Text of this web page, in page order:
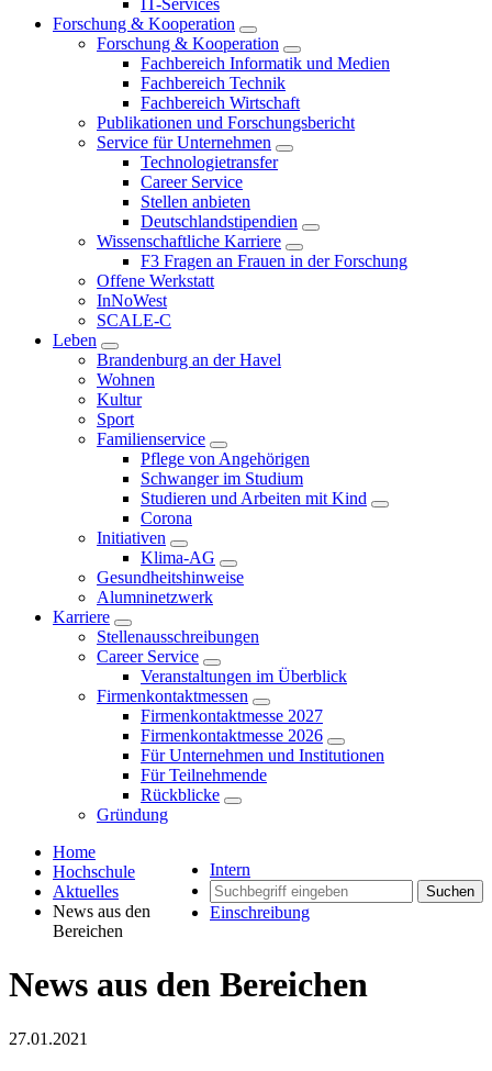
IT-Services
Forschung & Kooperation
Forschung & Kooperation
Fachbereich Informatik und Medien
Fachbereich Technik
Fachbereich Wirtschaft
Publikationen und Forschungsbericht
Service für Unternehmen
Technologietransfer
Career Service
Stellen anbieten
Deutschlandstipendien
Wissenschaftliche Karriere
F3 Fragen an Frauen in der Forschung
Offene Werkstatt
InNoWest
SCALE-C
Leben
Brandenburg an der Havel
Wohnen
Kultur
Sport
Familienservice
Pflege von Angehörigen
Schwanger im Studium
Studieren und Arbeiten mit Kind
Corona
Initiativen
Klima-AG
Gesundheitshinweise
Alumninetzwerk
Karriere
Stellenausschreibungen
Career Service
Veranstaltungen im Überblick
Firmenkontaktmessen
Firmenkontaktmesse 2027
Firmenkontaktmesse 2026
Für Unternehmen und Institutionen
Für Teilnehmende
Rückblicke
Gründung
Intern
Suchen
Einschreibung
Home
Hochschule
Aktuelles
News aus den
Bereichen
News aus den Bereichen
27.01.2021